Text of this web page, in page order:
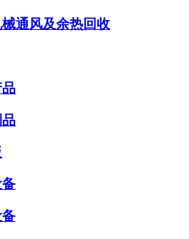
通风及余热回收